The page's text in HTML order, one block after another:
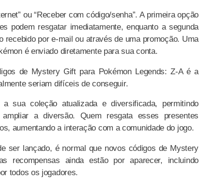
ou “Receber com código/senha”. A primeira opção
podem resgatar imediatamente, enquanto a segunda
recebido por e-mail ou através de uma promoção. Uma
é enviado diretamente para sua conta.
de Mystery Gift para Pokémon Legends: Z-A é a
seriam difíceis de conseguir.
sua coleção atualizada e diversificada, permitindo
a diversão. Quem resgata esses presentes
aumentando a interação com a comunidade do jogo.
ser lançado, é normal que novos códigos de Mystery
recompensas ainda estão por aparecer, incluindo
todos os jogadores.